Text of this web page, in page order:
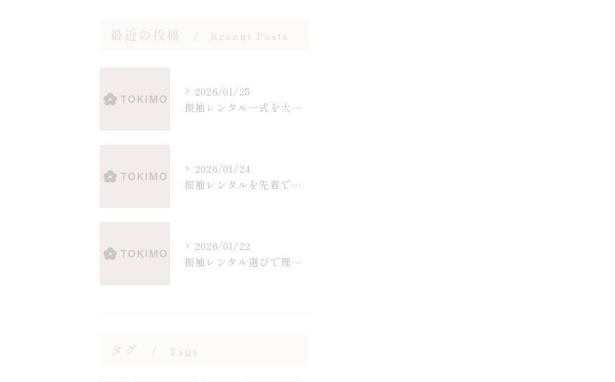
最近の投稿 Recent Posts
2026/01/25
振袖レンタル一式を大阪府で選ぶ際の相場やセット内容と賢い選び方ガイド
2026/01/24
振袖レンタルを先着で選ぶ大阪府の賢い予約タイミングと後悔しないポイント
2026/01/22
振袖レンタル選びで理想のイメージを叶える大阪府最新ガイド
タグ Tags